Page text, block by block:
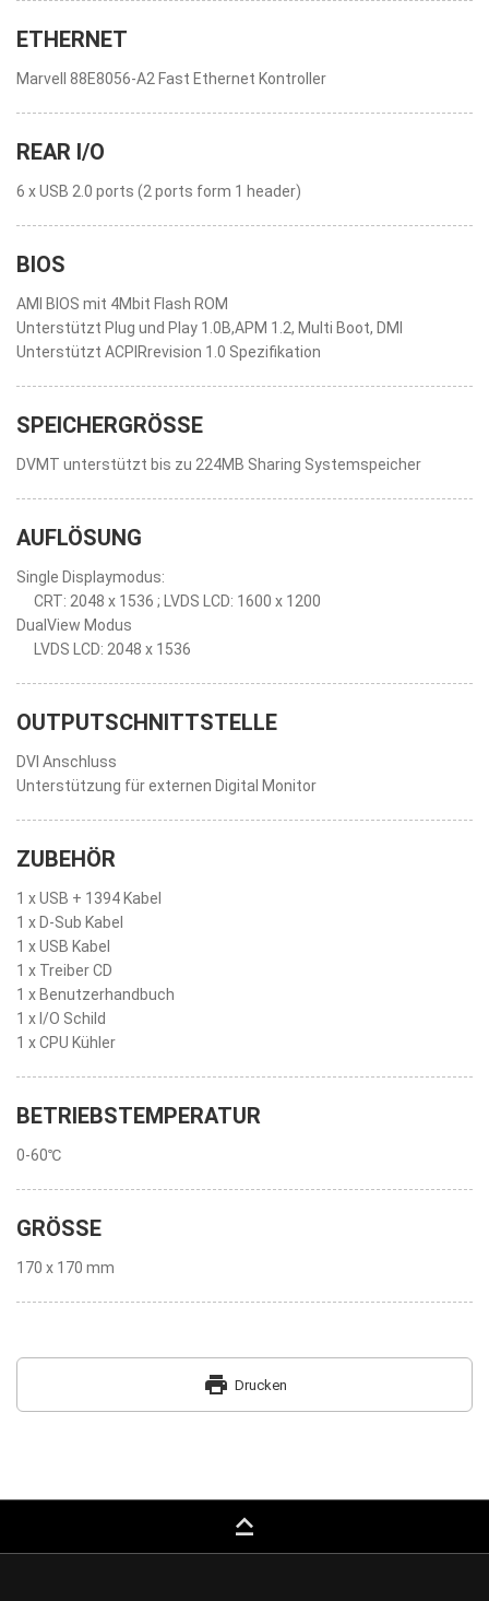
ETHERNET
Marvell 88E8056-A2 Fast Ethernet Kontroller
REAR I/O
6 x USB 2.0 ports (2 ports form 1 header)
BIOS
AMI BIOS mit 4Mbit Flash ROM
Unterstützt Plug und Play 1.0B,APM 1.2, Multi Boot, DMI
Unterstützt ACPIRrevision 1.0 Spezifikation
SPEICHERGRÖSSE
DVMT unterstützt bis zu 224MB Sharing Systemspeicher
AUFLÖSUNG
Single Displaymodus:
CRT: 2048 x 1536 ; LVDS LCD: 1600 x 1200
DualView Modus
LVDS LCD: 2048 x 1536
OUTPUTSCHNITTSTELLE
DVI Anschluss
Unterstützung für externen Digital Monitor
ZUBEHÖR
1 x USB + 1394 Kabel
1 x D-Sub Kabel
1 x USB Kabel
1 x Treiber CD
1 x Benutzerhandbuch
1 x I/O Schild
1 x CPU Kühler
BETRIEBSTEMPERATUR
0-60℃
GRÖSSE
170 x 170 mm
print Drucken
keyboard_capslock